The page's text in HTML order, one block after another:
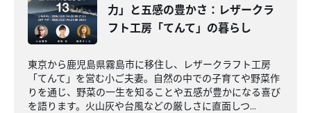
力」と五感の豊かさ：レザークラ
フト工房「てんて」の暮らし
東京から鹿児島県霧島市に移住し、レザークラフト工房
「てんて」を営む小ご夫妻。自然の中での子育てや野菜作
りを通じ、野菜の一生を知ることや五感が豊かになる喜び
を語ります。火山灰や台風などの厳しさに直面しつ...